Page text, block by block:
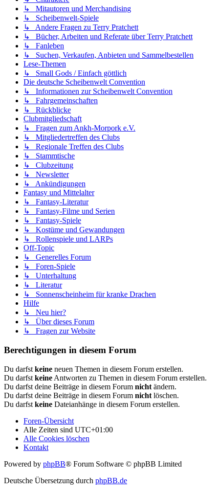
↳ Mitautoren und Merchandising
↳ Scheibenwelt-Spiele
↳ Andere Fragen zu Terry Pratchett
↳ Bücher, Arbeiten und Referate über Terry Pratchett
↳ Fanleben
↳ Suchen, Verkaufen, Anbieten und Sammelbestellen
Lese-Themen
↳ Small Gods / Einfach göttlich
Die deutsche Scheibenwelt Convention
↳ Informationen zur Scheibenwelt Convention
↳ Fahrgemeinschaften
↳ Rückblicke
Clubmitgliedschaft
↳ Fragen zum Ankh-Morpork e.V.
↳ Mitgliedertreffen des Clubs
↳ Regionale Treffen des Clubs
↳ Stammtische
↳ Clubzeitung
↳ Newsletter
↳ Ankündigungen
Fantasy und Mittelalter
↳ Fantasy-Literatur
↳ Fantasy-Filme und Serien
↳ Fantasy-Spiele
↳ Kostüme und Gewandungen
↳ Rollenspiele und LARPs
Off-Topic
↳ Generelles Forum
↳ Foren-Spiele
↳ Unterhaltung
↳ Literatur
↳ Sonnenscheinheim für kranke Drachen
Hilfe
↳ Neu hier?
↳ Über dieses Forum
↳ Fragen zur Website
Berechtigungen in diesem Forum
Du darfst keine neuen Themen in diesem Forum erstellen.
Du darfst keine Antworten zu Themen in diesem Forum erstellen.
Du darfst deine Beiträge in diesem Forum nicht ändern.
Du darfst deine Beiträge in diesem Forum nicht löschen.
Du darfst keine Dateianhänge in diesem Forum erstellen.
Foren-Übersicht
Alle Zeiten sind UTC+01:00
Alle Cookies löschen
Kontakt
Powered by phpBB® Forum Software © phpBB Limited
Deutsche Übersetzung durch phpBB.de